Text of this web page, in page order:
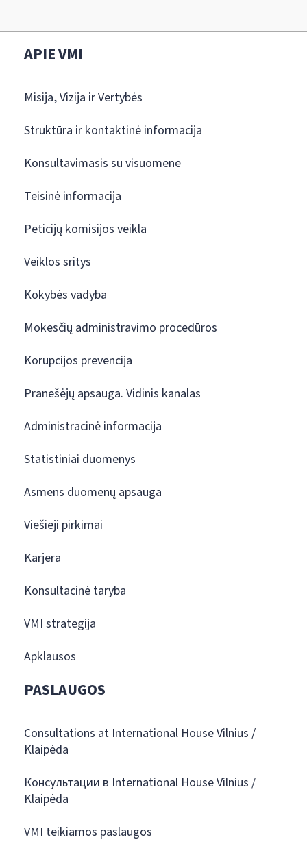
APIE VMI
Misija, Vizija ir Vertybės
Struktūra ir kontaktinė informacija
Konsultavimasis su visuomene
Teisinė informacija
Peticijų komisijos veikla
Veiklos sritys
Kokybės vadyba
Mokesčių administravimo procedūros
Korupcijos prevencija
Pranešėjų apsauga. Vidinis kanalas
Administracinė informacija
Statistiniai duomenys
Asmens duomenų apsauga
Viešieji pirkimai
Karjera
Konsultacinė taryba
VMI strategija
Apklausos
PASLAUGOS
Consultations at International House Vilnius /
Klaipėda
Консультации в International House Vilnius /
Klaipėda
VMI teikiamos paslaugos